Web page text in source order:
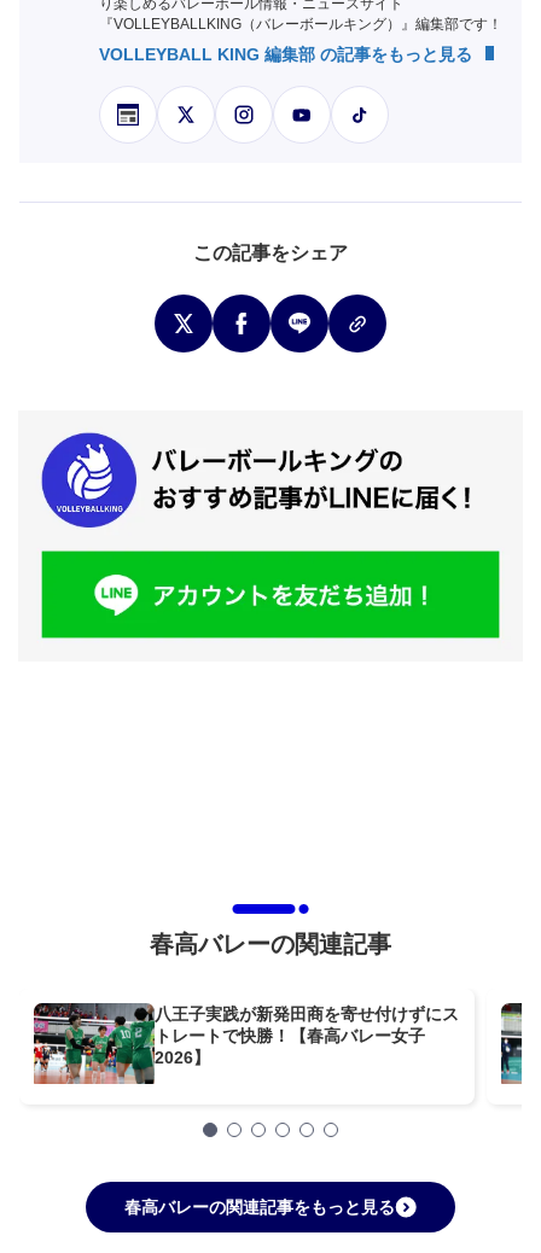
り楽しめるバレーボール情報・ニュースサイト
『VOLLEYBALLKING（バレーボールキング）』編集部です！
VOLLEYBALL KING 編集部 の記事をもっと見る
この記事をシェア
春高バレーの関連記事
八王子実践が新発田商を寄せ付けずにス
トレートで快勝！【春高バレー女子
2026】
春高バレーの関連記事をもっと見る